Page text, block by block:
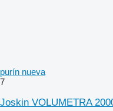
purín nueva
7
Joskin VOLUMETRA